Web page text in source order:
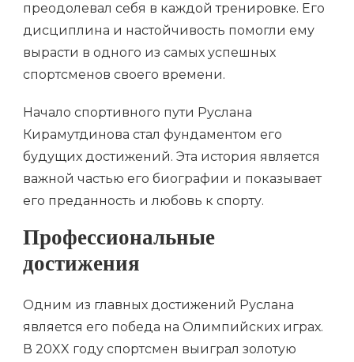
преодолевал себя в каждой тренировке. Его
дисциплина и настойчивость помогли ему
вырасти в одного из самых успешных
спортсменов своего времени.
Начало спортивного пути Руслана
Кирамутдинова стал фундаментом его
будущих достижений. Эта история является
важной частью его биографии и показывает
его преданность и любовь к спорту.
Профессиональные
достижения
Одним из главных достижений Руслана
является его победа на Олимпийских играх.
В 20XX году спортсмен выиграл золотую